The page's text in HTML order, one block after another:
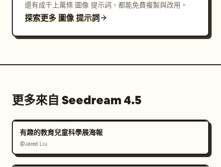
還有成千上萬條 圖像 提示詞，都能免費複製與改用。
探索更多 圖像 提示詞
更多來自 Seedream 4.5
有趣的教育兒童科學展海報
@Jared Liu